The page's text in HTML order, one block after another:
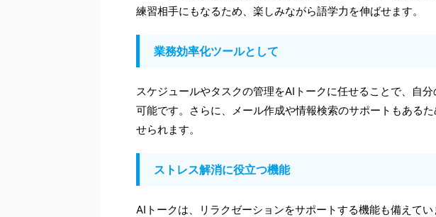
練習相手にもなるため、楽しみながら語学力を伸ばせます。
業務効率化ツールとして
スケジュールやタスクの管理をAIトークに任せることで、自
可能です。さらに、メール作成や情報検索のサポートもある
せられます。
ストレス解消に役立つ機能
AIトークは、リラクゼーションをサポートする機能も備えて